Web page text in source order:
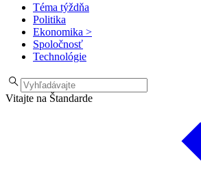
Téma týždňa
Politika
Ekonomika >
Spoločnosť
Technológie
Vitajte na Štandarde